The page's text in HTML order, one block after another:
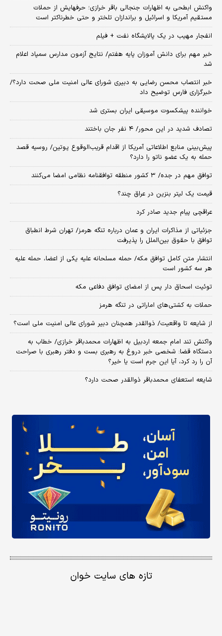
واکنش ابطحی به اظهارات جنجالی باقر خرازی؛ حرفهایش از حملات
مستقیم آمریکا و اسرائیل و براندازان تلختر و حتی خطرناکتر است
انفجار مهیب در یک پالایشگاه نفت + فیلم
خبر مهم برای دانش آموزان پایه هفتم/ نتایج آزمون مدارس سمپاد اعلام
شد
خبر انتصاب محسن رضایی به دبیری شورای عالی امنیت ملی صحت دارد؟/
خبرگزاری فارس توضیح داد
خواننده پیشکسوت موسیقی ایران بستری شد
تصادف شدید در این محور/ ۴ نفر جان باختند
پیش‌بینی منابع اطلاعاتی آمریکا از اقدام قریب‌الوقوع پوتین/ روسیه قصد
حمله به یک عضو ناتو را دارد؟
توافق مهم در جده/ ۳ کشور منطقه توافقنامه نظامی امضا می‌کنند
قیمت یک لیتر بنزین در عراق چند؟
عراقچی پیام جدید صادر کرد
جزئیاتی از مذاکرات ایران و عمان درباره تنگه هرمز/ تهران شرط انطباق
توافق با حقوق بین‌الملل را پذیرفت
انتشار متن کامل توافق مکه/ حمله مسلحانه علیه یکی از اعضا، حمله علیه
هر سه کشور است
توئیت اسحاق دار پس از امضای توافق دفاعی مکه
حملات به کشتی‌های اماراتی در تنگه هرمز
از شایعه تا واقعیت/ ذوالقدر همچنان دبیر شورای ‌عالی امنیت ملی است؟
واکنش تند امام جمعه اردبیل به اظهارات محمدباقر خرازی/ خطاب به
دستگاه قضا: شخصی خبر دروغ به رهبری بست و دفتر رهبری با صراحت
آن را رد کرد، آیا این جرم است یا خیر؟
شایعه استعفای محمدباقر ذوالقدر صحت دارد؟
تازه های سایت خوان